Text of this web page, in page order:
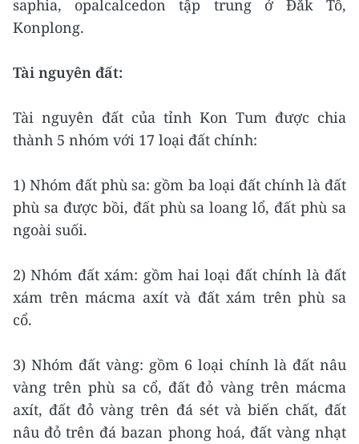
saphia, opalcalcedon tập trung ở Đăk Tô,
Konplong.
Tài nguyên đất:
Tài nguyên đất của tỉnh Kon Tum được chia
thành 5 nhóm với 17 loại đất chính:
1) Nhóm đất phù sa: gồm ba loại đất chính là đất
phù sa được bồi, đất phù sa loang lổ, đất phù sa
ngoài suối.
2) Nhóm đất xám: gồm hai loại đất chính là đất
xám trên mácma axít và đất xám trên phù sa
cổ.
3) Nhóm đất vàng: gồm 6 loại chính là đất nâu
vàng trên phù sa cổ, đất đỏ vàng trên mácma
axít, đất đỏ vàng trên đá sét và biến chất, đất
nâu đỏ trên đá bazan phong hoá, đất vàng nhạt